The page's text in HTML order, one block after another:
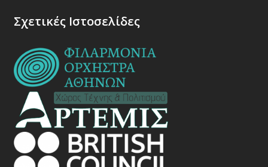
Σχετικές Ιστοσελίδες